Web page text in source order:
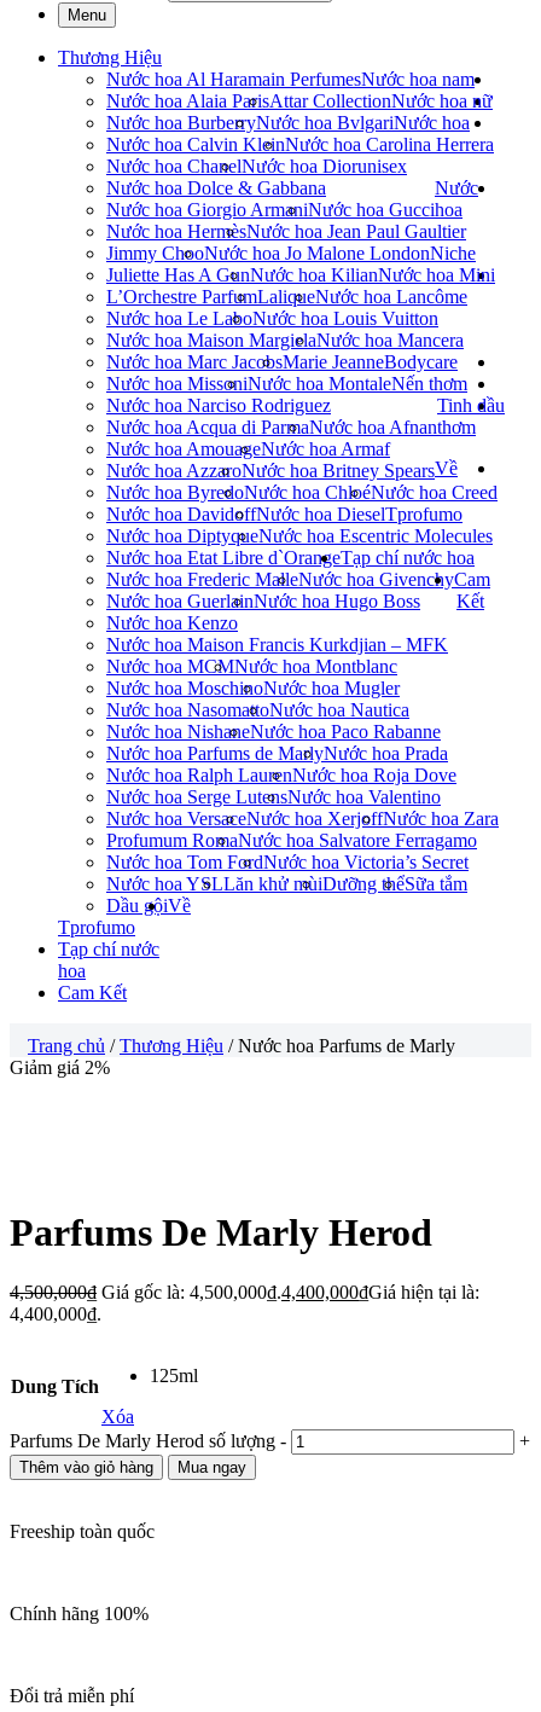
Menu
Thương Hiệu
Nước hoa Al Haramain Perfumes
Nước hoa Alaia ParisAttar Collection
Nước hoa BurberryNước hoa Bvlgari
Nước hoa Calvin KleinNước hoa Carolina Herrera
Nước hoa ChanelNước hoa Dior
Nước hoa Dolce & Gabbana
Nước hoa Giorgio ArmaniNước hoa Gucci
Nước hoa HermèsNước hoa Jean Paul Gaultier
Jimmy ChooNước hoa Jo Malone London
Juliette Has A GunNước hoa Kilian
L’Orchestre ParfumLaliqueNước hoa Lancôme
Nước hoa Le LaboNước hoa Louis Vuitton
Nước hoa Maison MargielaNước hoa Mancera
Nước hoa Marc JacobsMarie Jeanne
Nước hoa MissoniNước hoa Montale
Nước hoa Narciso Rodriguez
Nước hoa Acqua di ParmaNước hoa Afnan
Nước hoa AmouageNước hoa Armaf
Nước hoa AzzaroNước hoa Britney Spears
Nước hoa ByredoNước hoa ChloéNước hoa Creed
Nước hoa DavidoffNước hoa Diesel
Nước hoa DiptyqueNước hoa Escentric Molecules
Nước hoa Etat Libre d`Orange
Nước hoa Frederic MalleNước hoa Givenchy
Nước hoa GuerlainNước hoa Hugo Boss
Nước hoa Kenzo
Nước hoa Maison Francis Kurkdjian – MFK
Nước hoa MCMNước hoa Montblanc
Nước hoa MoschinoNước hoa Mugler
Nước hoa NasomattoNước hoa Nautica
Nước hoa NishaneNước hoa Paco Rabanne
Nước hoa Parfums de MarlyNước hoa Prada
Nước hoa Ralph LaurenNước hoa Roja Dove
Nước hoa Serge LutensNước hoa Valentino
Nước hoa VersaceNước hoa XerjoffNước hoa Zara
Profumum RomaNước hoa Salvatore Ferragamo
Nước hoa Tom FordNước hoa Victoria’s Secret
Nước hoa YSL
Nước hoa nam
Nước hoa nữ
Nước hoa
unisex
Nước
hoa
Niche
Nước hoa Mini
Bodycare
Lăn khử mùiDưỡng thểSữa tắm
Dầu gội
Nến thơm
Tinh dầu
thơm
Về
Tprofumo
Tạp chí nước hoa
Cam
Kết
Về
Tprofumo
Tạp chí nước
hoa
Cam Kết
Trang chủ /Thương Hiệu / Nước hoa Parfums de Marly
Giảm giá 2%
Parfums De Marly Herod
4,500,000₫ Giá gốc là: 4,500,000₫.4,400,000₫Giá hiện tại là:
4,400,000₫.
Dung Tích
125ml
Xóa
Parfums De Marly Herod số lượng - +
Thêm vào giỏ hàng Mua ngay
Freeship toàn quốc
Chính hãng 100%
Đổi trả miễn phí